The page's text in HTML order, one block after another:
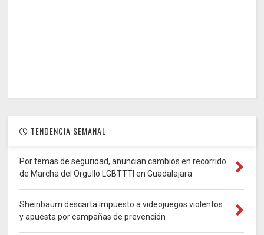
TENDENCIA SEMANAL
Por temas de seguridad, anuncian cambios en recorrido
de Marcha del Orgullo LGBTTTI en Guadalajara
Sheinbaum descarta impuesto a videojuegos violentos
y apuesta por campañas de prevención